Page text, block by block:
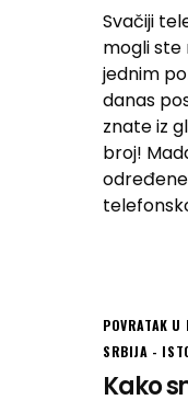
Svačiji
mogli ste
jednim
danas
znate iz
broj!
POVRATAK U
SRBIJA -
Kako